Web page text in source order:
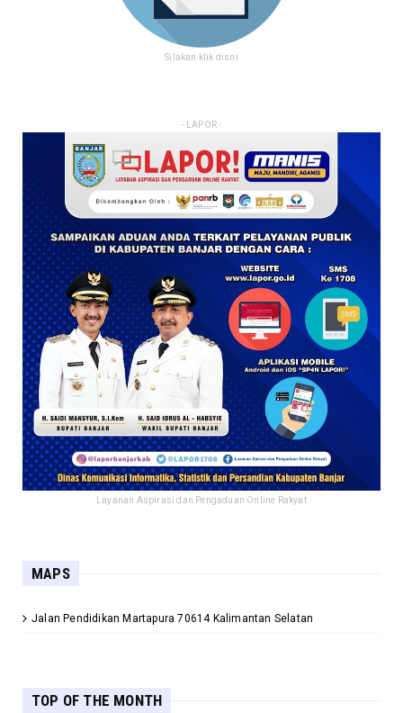
Silakan klik disni
- LAPOR -
Layanan Aspirasi dan Pengaduan Online Rakyat
MAPS
Jalan Pendidikan Martapura 70614 Kalimantan Selatan
TOP OF THE MONTH